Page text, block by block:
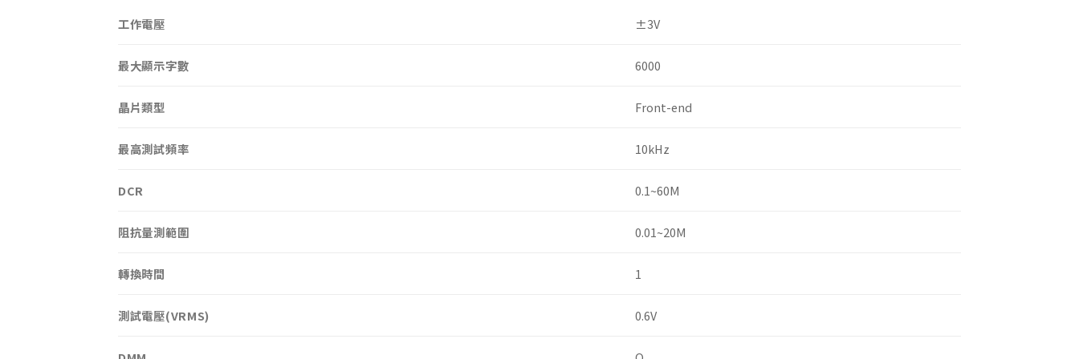
工作電壓 ±3V
最大顯示字數 6000
晶片類型 Front-end
最高測試頻率 10kHz
DCR 0.1~60M
阻抗量測範圍 0.01~20M
轉換時間 1
測試電壓(VRMS) 0.6V